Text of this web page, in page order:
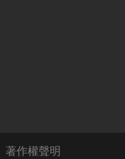
著作權聲明